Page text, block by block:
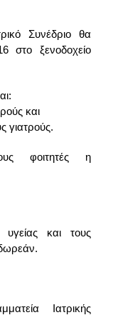
Συνέδριο θα
στο ξενοδοχείο
και
γιατρούς.
φοιτητές η
υγείας και τους
Ιατρικής